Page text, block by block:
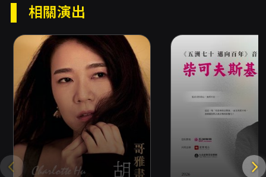
ibon、全家 FamiPort、萊爾富 Life-ET（僅提
供電腦自動選位），每筆訂單最多可訂購 8 張票
券。注意：若節目有輪椅席或輪椅陪同席、優惠
套票、或需一次購買超過 8 張等方案，可能無法
於超商購買。 - 取票方式：實際取票方式以結帳
頁面顯示為準，取票方式僅能擇一，如需不同取
票方式請分次購買。超商取票每張票券需於超商
支付 10 元手續費。國內郵寄另收 50 元郵資。部
分場館與主辦單位提供電子票，建議提早完成取
票以維護觀賞權益。 折扣與優惠 - 身心障礙優
惠：身心障礙人士及其陪同者 1 名購票享 5 折。
入場時應出示身心障礙手冊，陪同者與身障者需
同時入場。此優惠不含最低票價。 - 早鳥優惠：
相關演出